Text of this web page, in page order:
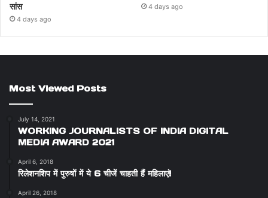
सांस
4 days ago
4 days ago
Most Viewed Posts
July 14, 2021
WORKING JOURNALISTS OF INDIA DIGITAL
MEDIA AWARD 2021
April 6, 2018
रिलेशनशिप में पुरुषों में ये 6 चीजें चाहती हैं महिलाएं!
April 26, 2018